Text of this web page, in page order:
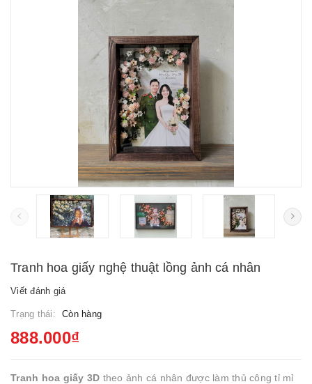
Tranh hoa giấy nghệ thuật lồng ảnh cá nhân
Viết đánh giá
Trạng thái: Còn hàng
888.000₫
Tranh hoa giấy 3D theo ảnh cá nhân được làm thủ công tỉ mỉ